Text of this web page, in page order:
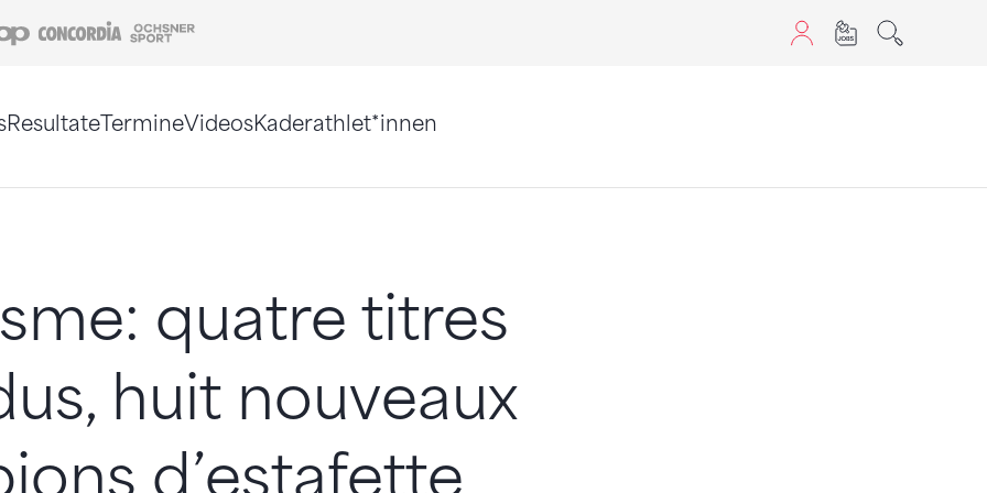
Coop Concordia
ResultateTermineVideosKaderathlet*innen
quatre titres
huit nouveaux
d’estafette